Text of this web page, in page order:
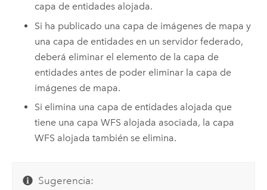
capa de entidades alojada.
Si ha publicado una capa de imágenes de mapa y
una capa de entidades en un servidor federado,
deberá eliminar el elemento de la capa de
entidades antes de poder eliminar la capa de
imágenes de mapa.
Si elimina una capa de entidades alojada que
tiene una capa WFS alojada asociada, la capa
WFS alojada también se elimina.
Sugerencia: